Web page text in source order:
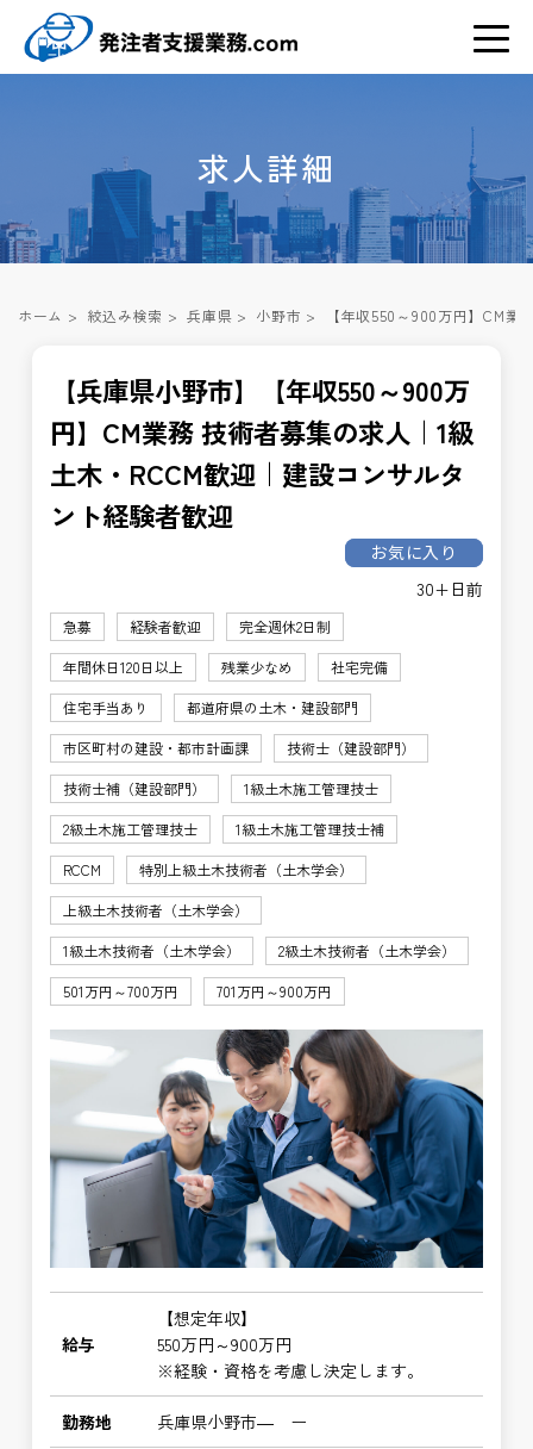
求人詳細
ホーム > 絞込み検索 > 兵庫県 > 小野市 > 【年収550～900万円】CM
【兵庫県小野市】【年収550～900万
円】CM業務 技術者募集の求人｜1級
土木・RCCM歓迎｜建設コンサルタ
ント経験者歓迎
お気に入り
30+日前
急募 経験者歓迎
完全週休2日制
年間休日120日以上
残業少なめ
社宅完備
住宅手当あり
都道府県の土木・建設部門
市区町村の建設・都市計画課
技術士（建設部門）
技術士補（建設部門）
1級土木施工管理技士
2級土木施工管理技士
1級土木施工管理技士補
RCCM
特別上級土木技術者（土木学会）
上級土木技術者（土木学会）
1級土木技術者（土木学会）
2級土木技術者（土木学会）
501万円～700万円
701万円～900万円
給与
【想定年収】
550万円～900万円
※経験・資格を考慮し決定します。
勤務地 兵庫県小野市― ー